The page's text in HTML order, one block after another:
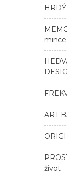
mince
ART
život